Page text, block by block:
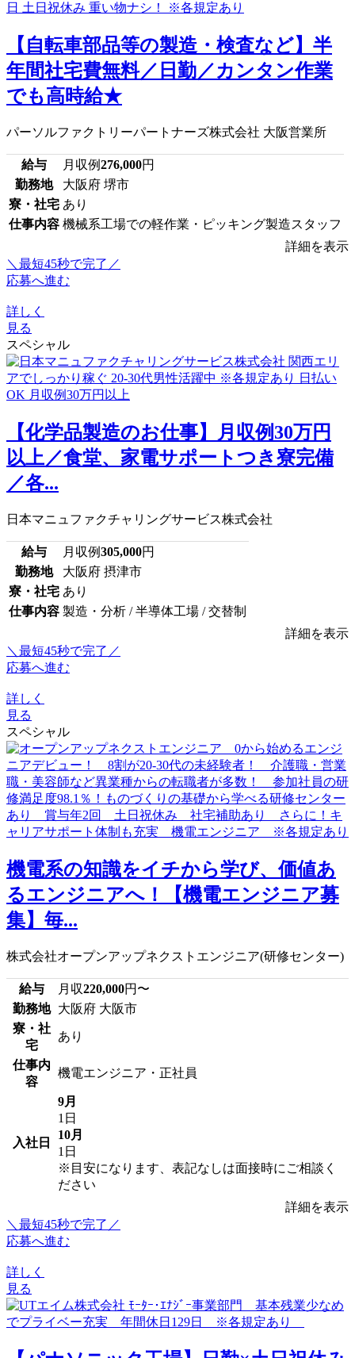
【自転車部品等の製造・検査など】半
年間社宅費無料／日勤／カンタン作業
でも高時給★
パーソルファクトリーパートナーズ株式会社 大阪営業所
給与 月収例276,000円
勤務地
大阪府 堺市
寮・社宅 あり
仕事内容 機械系工場での軽作業・ピッキング製造スタッフ
詳細を表示
＼最短45秒で完了／
応募へ進む
詳しく
見る
スペシャル
【化学品製造のお仕事】月収例30万円
以上／食堂、家電サポートつき寮完備
／各...
日本マニュファクチャリングサービス株式会社
給与 月収例305,000円
勤務地
大阪府 摂津市
寮・社宅 あり
仕事内容 製造・分析 / 半導体工場 / 交替制
詳細を表示
＼最短45秒で完了／
応募へ進む
詳しく
見る
スペシャル
機電系の知識をイチから学び、価値あ
るエンジニアへ！【機電エンジニア募
集】毎...
株式会社オープンアップネクストエンジニア(研修センター)
給与 月収220,000円〜
勤務地 大阪府 大阪市
寮・社
宅
あり
仕事内
容
機電エンジニア・正社員
入社日
9月
1日
10月
1日
※目安になります、表記なしは面接時にご相談く
ださい
詳細を表示
＼最短45秒で完了／
応募へ進む
詳しく
見る